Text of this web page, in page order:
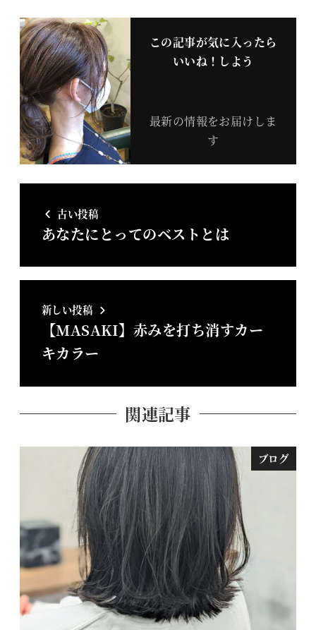
この記事が気に入ったら
いいね！しよう
最新の情報をお届けしま
す
古い投稿
あなたにとってのベストとは
新しい投稿
【MASAKI】赤みを打ち消すカー
キカラー
関連記事
ブログ